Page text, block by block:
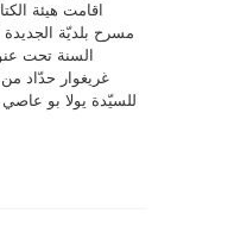
اقامت هيئة
مسرح بلديّة الجديدة
السنة تحت
غريغوار حدّاد
للسيّدة يولا بو